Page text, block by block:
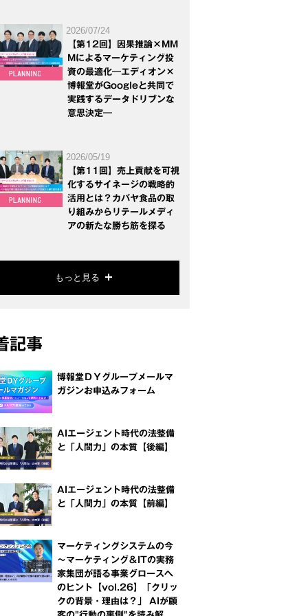
2026/07/24
【第12回】因果推論×MM
Mによるマーケティング投
資の最適化―エディオン×
博報堂がGoogleと共同で
実践するデータドリブンな
意思決定―
2026/05/19
【第11回】売上貢献を可視
化するサイネージの戦略的
活用とは？カバヤ食品の取
り組みからリテールメディ
アの新たな勝ち筋を探る
もっと見る
記事
博報堂ＤＹグループメールマ
ガジンお申込みフォーム
AIエージェント時代の法整備
と「人間力」の本質【後編】
AIエージェント時代の法整備
と「人間力」の本質【前編】
マーケティングシステムの今
～マーケティング＆ITの実務
家集団が語る事業グロースへ
のヒント【vol.26】「クリッ
クの背景・理由は？」 AIが顧